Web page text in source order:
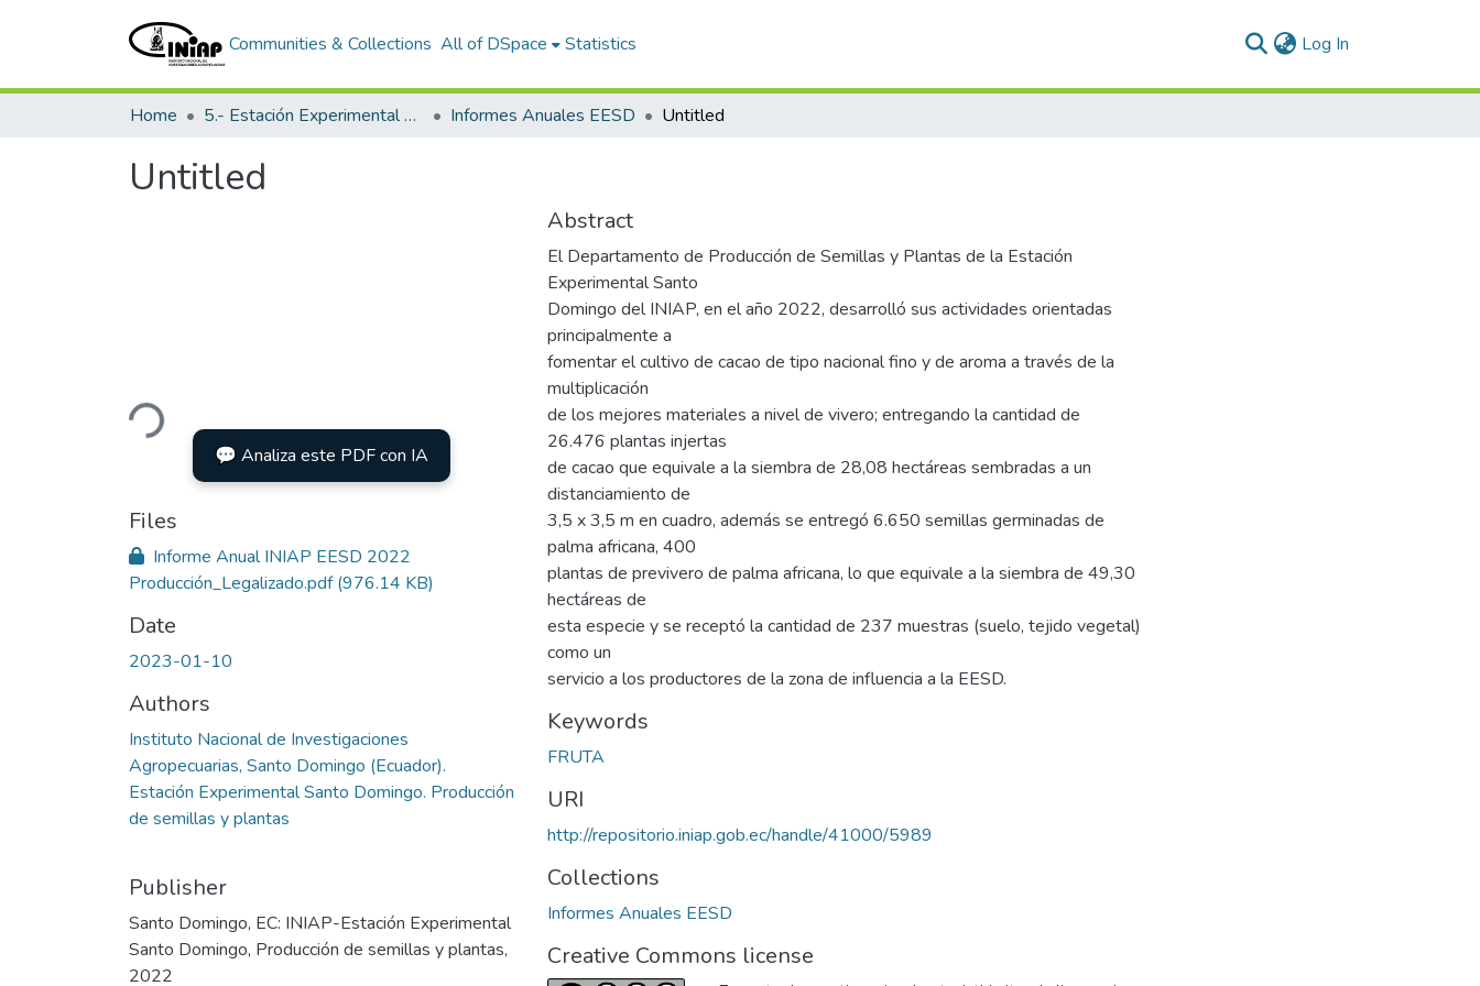
Communities & Collections All of DSpace Statistics Log In
Home 5.- Estación Experimental Santo Domingo Informes Anuales EESD Untitled
Untitled
Loading...
💬 Analiza este PDF con IA
Files
Informe Anual INIAP EESD 2022
Producción_Legalizado.pdf(976.14 KB)
Date
2023-01-10
Authors
Instituto Nacional de Investigaciones
Agropecuarias, Santo Domingo (Ecuador).
Estación Experimental Santo Domingo. Producción
de semillas y plantas
Publisher
Santo Domingo, EC: INIAP-Estación Experimental
Santo Domingo, Producción de semillas y plantas,
2022
Abstract
El Departamento de Producción de Semillas y Plantas de la Estación
Experimental Santo
Domingo del INIAP, en el año 2022, desarrolló sus actividades orientadas
principalmente a
fomentar el cultivo de cacao de tipo nacional fino y de aroma a través de la
multiplicación
de los mejores materiales a nivel de vivero; entregando la cantidad de
26.476 plantas injertas
de cacao que equivale a la siembra de 28,08 hectáreas sembradas a un
distanciamiento de
3,5 x 3,5 m en cuadro, además se entregó 6.650 semillas germinadas de
palma africana, 400
plantas de previvero de palma africana, lo que equivale a la siembra de 49,30
hectáreas de
esta especie y se receptó la cantidad de 237 muestras (suelo, tejido vegetal)
como un
servicio a los productores de la zona de influencia a la EESD.
Keywords
FRUTA
URI
http://repositorio.iniap.gob.ec/handle/41000/5989
Collections
Informes Anuales EESD
Creative Commons license